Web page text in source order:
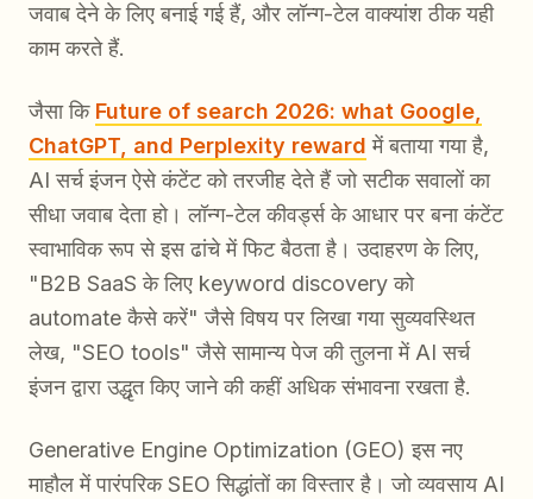
जवाब देने के लिए बनाई गई हैं, और लॉन्ग-टेल वाक्यांश ठीक यही
काम करते हैं.
जैसा कि Future of search 2026: what Google,
ChatGPT, and Perplexity reward में बताया गया है,
AI सर्च इंजन ऐसे कंटेंट को तरजीह देते हैं जो सटीक सवालों का
सीधा जवाब देता हो। लॉन्ग-टेल कीवर्ड्स के आधार पर बना कंटेंट
स्वाभाविक रूप से इस ढांचे में फिट बैठता है। उदाहरण के लिए,
"B2B SaaS के लिए keyword discovery को
automate कैसे करें" जैसे विषय पर लिखा गया सुव्यवस्थित
लेख, "SEO tools" जैसे सामान्य पेज की तुलना में AI सर्च
इंजन द्वारा उद्धृत किए जाने की कहीं अधिक संभावना रखता है.
Generative Engine Optimization (GEO) इस नए
माहौल में पारंपरिक SEO सिद्धांतों का विस्तार है। जो व्यवसाय AI